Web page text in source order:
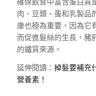
肉、豆類、蛋和乳製品
康也極為重要，因為它
而促進髮絲的生長，豬
的鐵質來源。
延伸閱讀： 掉髮要補充
營養素！